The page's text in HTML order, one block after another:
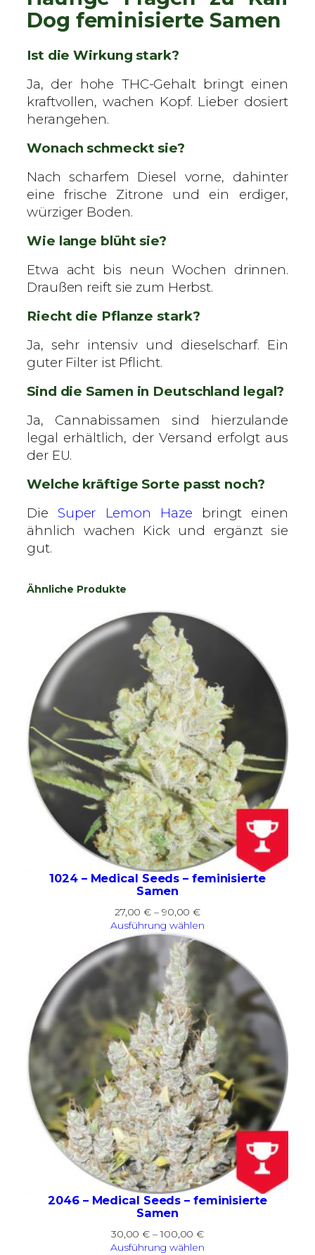
Dog feminisierte Samen
Ist die Wirkung stark?
Ja, der hohe THC-Gehalt bringt einen
kraftvollen, wachen Kopf. Lieber dosiert
herangehen.
Wonach schmeckt sie?
Nach scharfem Diesel vorne, dahinter
eine frische Zitrone und ein erdiger,
würziger Boden.
Wie lange blüht sie?
Etwa acht bis neun Wochen drinnen.
Draußen reift sie zum Herbst.
Riecht die Pflanze stark?
Ja, sehr intensiv und dieselscharf. Ein
guter Filter ist Pflicht.
Sind die Samen in Deutschland legal?
Ja, Cannabissamen sind hierzulande
legal erhältlich, der Versand erfolgt aus
der EU.
Welche kräftige Sorte passt noch?
Die Super Lemon Haze bringt einen
ähnlich wachen Kick und ergänzt sie
gut.
Ähnliche Produkte
1024 – Medical Seeds – feminisierte
Samen
27,00€ – 90,00€Preisspanne:
27,00 €
bis
90,00 €
Ausführung wählen
2046 – Medical Seeds – feminisierte
Samen
30,00€ –100,00€Preisspanne:
30,00 €
Ausführung wählen